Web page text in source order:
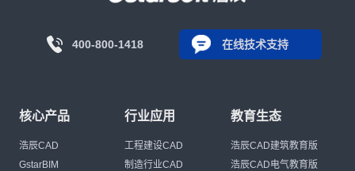
400-800-1418 在线技术支持
核心产品
浩辰CAD
GstarBIM
行业应用
工程建设CAD
制造行业CAD
教育生态
浩辰CAD建筑教育版
浩辰CAD电气教育版